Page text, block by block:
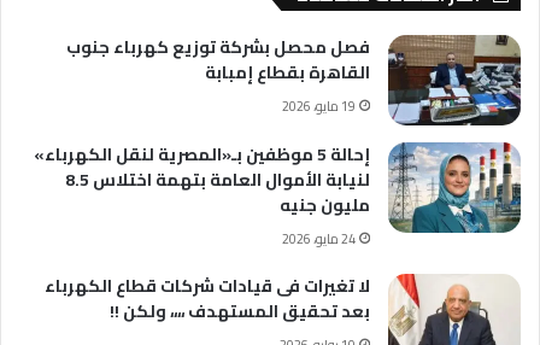
فصل محصل بشركة توزيع كهرباء جنوب
القاهرة بقطاع إمبابة
19 مايو، 2026
إحالة 5 موظفين بـ«المصرية لنقل الكهرباء»
لنيابة الأموال العامة بتهمة اختلاس 8.5
مليون جنيه
24 مايو، 2026
لا تغيرات فى قيادات شركات قطاع الكهرباء
بعد تحقيق المستهدف ،،،، ولكن !!